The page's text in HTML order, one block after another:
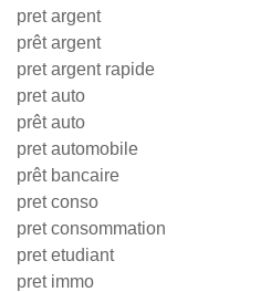
pret argent
prêt argent
pret argent rapide
pret auto
prêt auto
pret automobile
prêt bancaire
pret conso
pret consommation
pret etudiant
pret immo